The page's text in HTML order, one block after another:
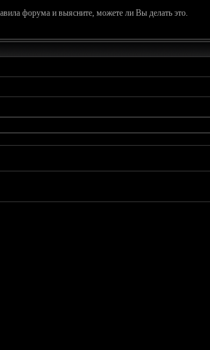
форума и выясните, можете ли Вы делать это.